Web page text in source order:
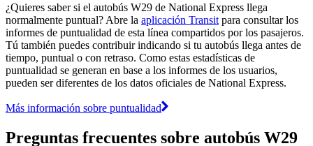
¿Quieres saber si el autobús W29 de National Express llega
normalmente puntual? Abre la aplicación Transit para consultar los
informes de puntualidad de esta línea compartidos por los pasajeros.
Tú también puedes contribuir indicando si tu autobús llega antes de
tiempo, puntual o con retraso. Como estas estadísticas de
puntualidad se generan en base a los informes de los usuarios,
pueden ser diferentes de los datos oficiales de National Express.
Más información sobre puntualidad
Preguntas frecuentes sobre autobús W29